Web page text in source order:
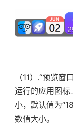
（11）.“预览窗
运行的应用图标
小，默认值为
数值大小。